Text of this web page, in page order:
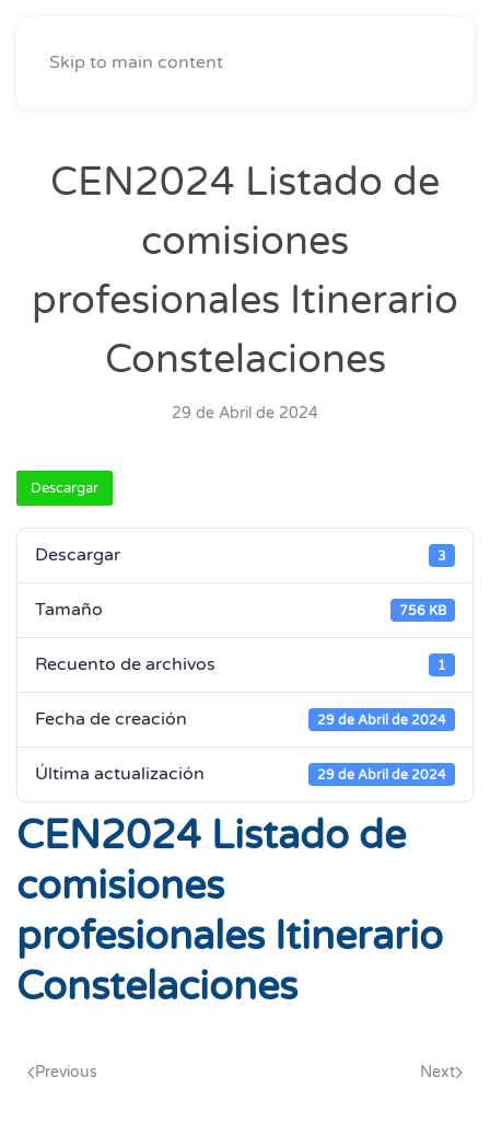
Skip to main content
CEN2024 Listado de
comisiones
profesionales Itinerario
Constelaciones
29 de Abril de 2024
Descargar
Descargar 3
Tamaño 756 KB
Recuento de archivos 1
Fecha de creación 29 de Abril de 2024
Última actualización 29 de Abril de 2024
CEN2024 Listado de
comisiones
profesionales Itinerario
Constelaciones
Previous Next